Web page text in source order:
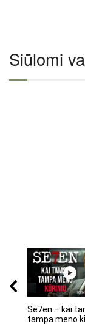
Siūlomi
Se7en – kai
tampa meno